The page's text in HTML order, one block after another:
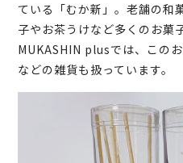
ている「むか新」。老舗の和
子やお茶うけなど多くのお菓
MUKASHIN plusでは、この
などの雑貨も扱っています。